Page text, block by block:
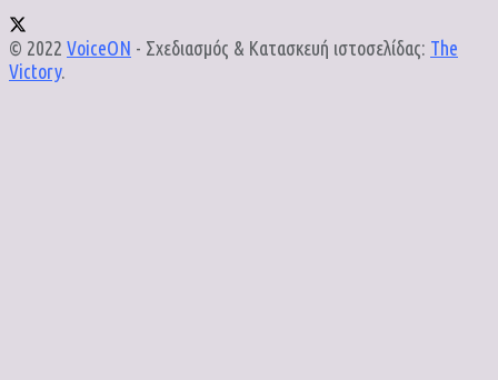
© 2022 VoiceON - Σχεδιασμός & Κατασκευή ιστοσελίδας: The
Victory.